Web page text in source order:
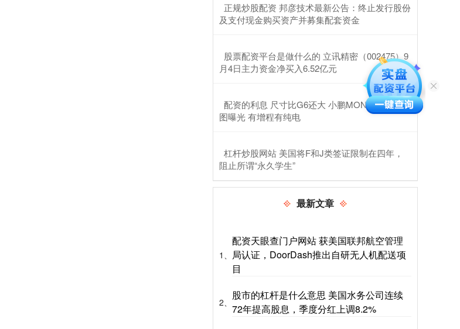
​正规炒股配资 邦彦技术最新公告：终止发行股份
及支付现金购买资产并募集配套资金
​股票配资平台是做什么的 立讯精密（002475）9
月4日主力资金净买入6.52亿元
​配资的利息 尺寸比G6还大 小鹏MONA L05申报
图曝光 有增程有纯电
​杠杆炒股网站 美国将F和J类签证限制在四年，
阻止所谓“永久学生”
最新文章
1、
配资天眼查门户网站 获美国联邦航空管理
局认证，DoorDash推出自研无人机配送项
目
2、
股市的杠杆是什么意思 美国水务公司连续
72年提高股息，季度分红上调8.2%